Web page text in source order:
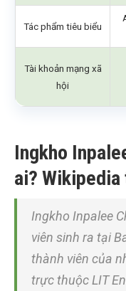
Tác phẩm tiêu biểu
Tài khoản mạng xã
hội
Ingkho
ai?
Ingkho Inpalee
viên sinh ra tại
thành viên của
trực thuộc LIT